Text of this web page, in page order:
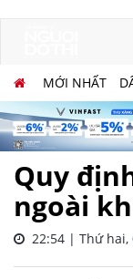
MỚI NHẤT
Quy
ngoài
22:54 | Thứ hai,